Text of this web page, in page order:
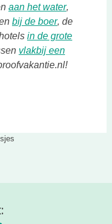
tab
aan het waterDeze link
,
bij de boerDeze link
, de
opent in een nieuwe tab
in de grote
tab
vlakbij een
nieuwe tab